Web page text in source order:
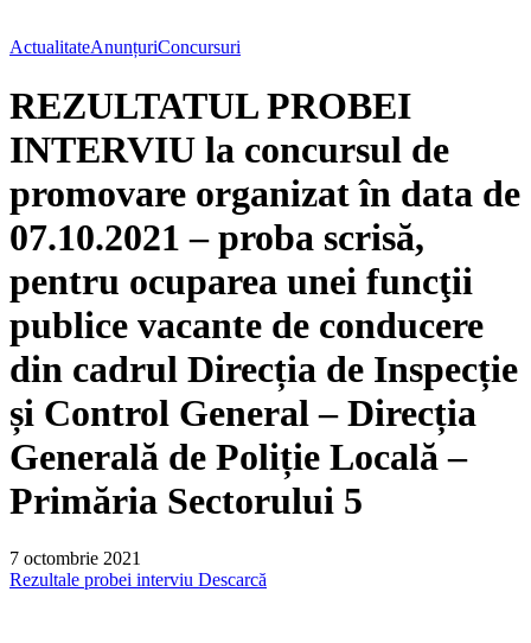
ActualitateAnunțuriConcursuri
REZULTATUL PROBEI
INTERVIU la concursul de
promovare organizat în data de
07.10.2021 – proba scrisă,
pentru ocuparea unei funcţii
publice vacante de conducere
din cadrul Direcția de Inspecție
și Control General – Direcția
Generală de Poliție Locală –
Primăria Sectorului 5
7 octombrie 2021
Rezultale probei interviu Descarcă